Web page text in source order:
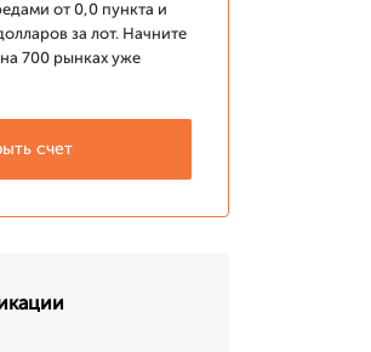
от 0,0 пункта и
за лот. Начните
700 рынках уже
счет